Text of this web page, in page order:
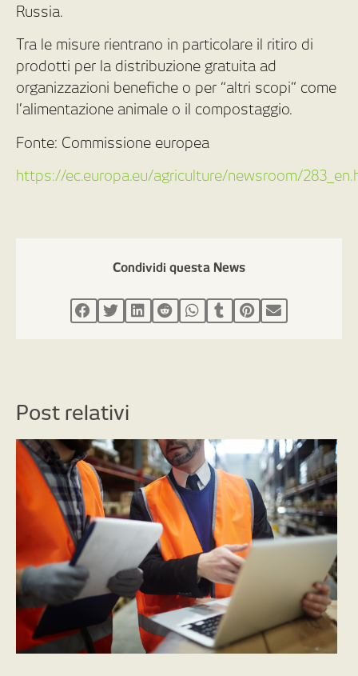
Russia.
Tra le misure rientrano in particolare il ritiro di
prodotti per la distribuzione gratuita ad
organizzazioni benefiche o per “altri scopi” come
l’alimentazione animale o il compostaggio.
Fonte: Commissione europea
https://ec.europa.eu/agriculture/newsroom/
Condividi questa News
Post relativi